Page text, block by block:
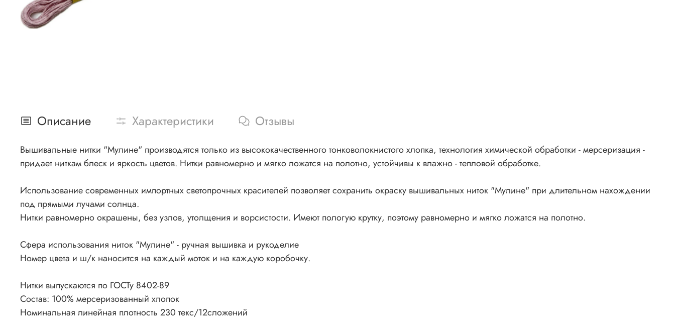
Описание Характеристики Отзывы
Вышивальные нитки "Мулине" производятся только из высококачественного тонковолокнистого хлопка, технология химической обработки - мерсеризация -
придает ниткам блеск и яркость цветов. Нитки равномерно и мягко ложатся на полотно, устойчивы к влажно - тепловой обработке.
Использование современных импортных светопрочных красителей позволяет сохранить окраску вышивальных ниток "Мулине" при длительном нахождении
под прямыми лучами солнца.
Нитки равномерно окрашены, без узлов, утолщения и ворсистости. Имеют пологую крутку, поэтому равномерно и мягко ложатся на полотно.
Сфера использования ниток "Мулине" - ручная вышивка и рукоделие
Номер цвета и ш/к наносится на каждый моток и на каждую коробочку.
Нитки выпускаются по ГОСТу 8402-89
Состав: 100% мерсеризованный хлопок
Номинальная линейная плотность 230 текс/12сложений